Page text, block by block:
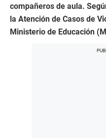
compañeros de aula.
la Atención de Casos de
Ministerio de Educación